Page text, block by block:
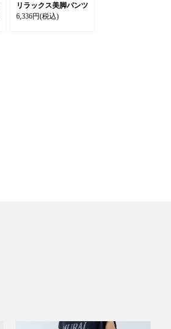
リラックス美脚パンツ
6,336円(税込)